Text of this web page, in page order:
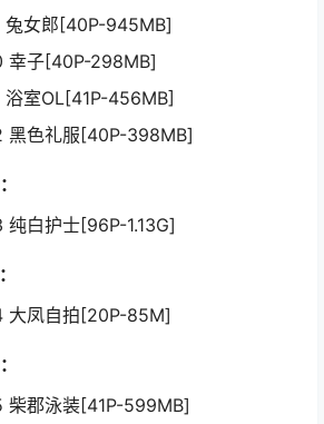
兔女郎[40P-945MB]
幸子[40P-298MB]
浴室OL[41P-456MB]
黑色礼服[40P-398MB]
纯白护士[96P-1.13G]
大凤自拍[20P-85M]
柴郡泳装[41P-599MB]